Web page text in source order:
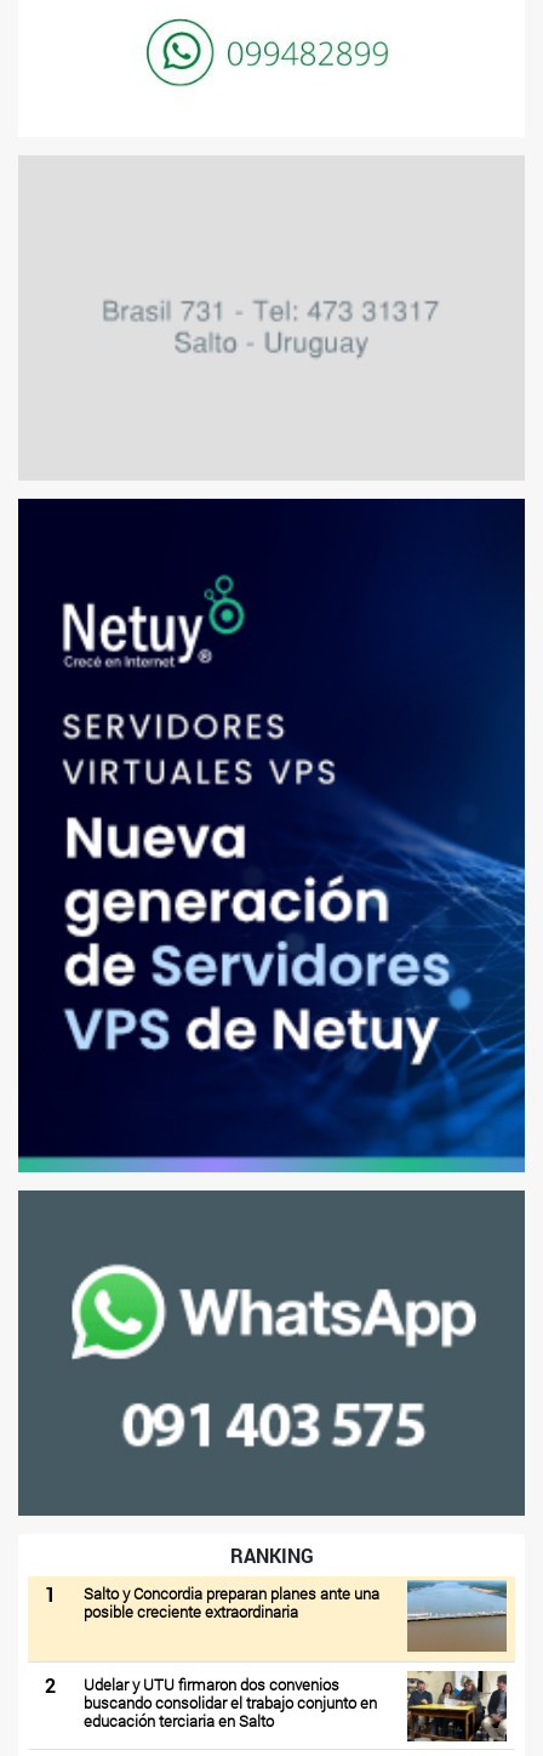
RANKING
1
Salto y Concordia preparan planes ante una
posible creciente extraordinaria
2
Udelar y UTU firmaron dos convenios
buscando consolidar el trabajo conjunto en
educación terciaria en Salto